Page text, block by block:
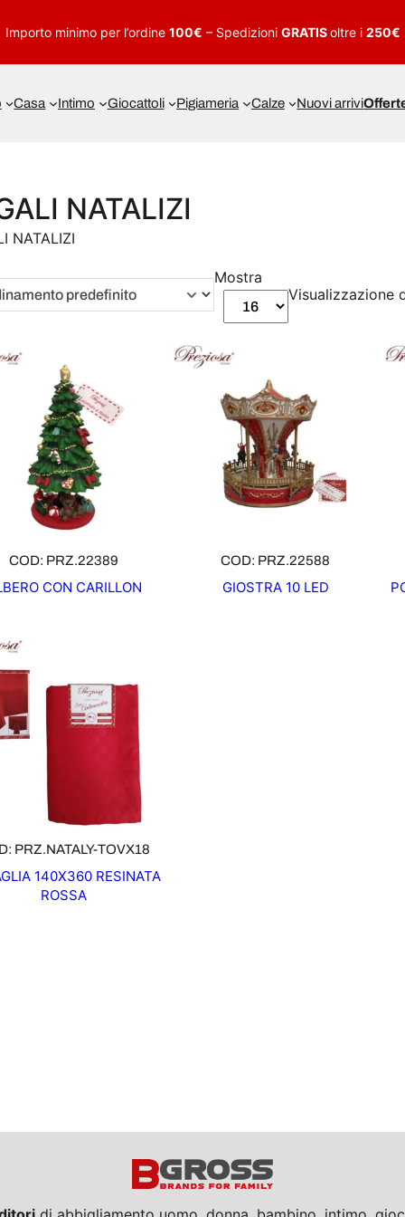
Importo minimo per l’ordine 100€ – Spedizioni GRATISoltre i 250€
Casa Intimo Giocattoli Pigiameria Calze Nuovi arrivi
NATALIZI
NATALIZI
Mostra
Visualizzazione
COD: PRZ.22389
CON CARILLON
COD: PRZ.22588
GIOSTRA 10 LED
PRZ.NATALY-TOVX18
140X360 RESINATA
ROSSA